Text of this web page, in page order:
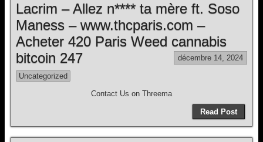
Lacrim – Allez n**** ta mère ft. Soso
Maness – www.thcparis.com –
Acheter 420 Paris Weed cannabis
bitcoin 247
décembre 14, 2024
Uncategorized
Contact Us on Threema
Read Post